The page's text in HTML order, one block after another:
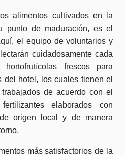
alimentos cultivados en la
punto de maduración, es el
el equipo de voluntarios y
cuidadosamente cada
frescos para
del hotel, los cuales tienen el
de acuerdo con el
elaborados con
origen local y de manera
más satisfactorios de la